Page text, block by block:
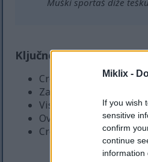
Miklix -
If you wish
sensitive
confirm
continue
information
Ključne zaključke
CrossFit kombinira
Zajedničko okruženje
Visokointenzivni
Ovaj fitness režim
CrossFit ne samo da